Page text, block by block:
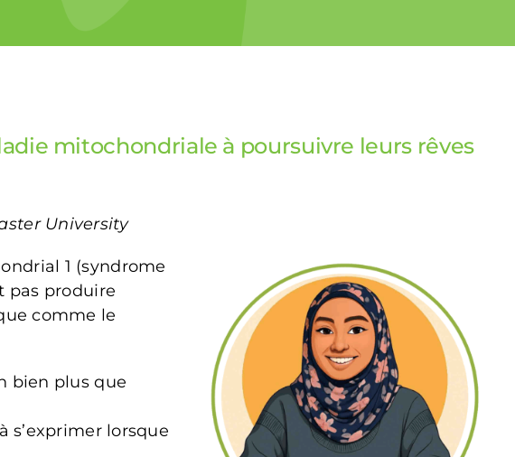
mitochondriale à poursuivre leurs rêves
University
1 (syndrome
pas produire
comme le
bien plus que
s’exprimer lorsque